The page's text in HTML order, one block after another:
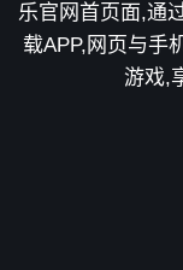
乐官网首页面,通
载APP,网页与手
游戏,